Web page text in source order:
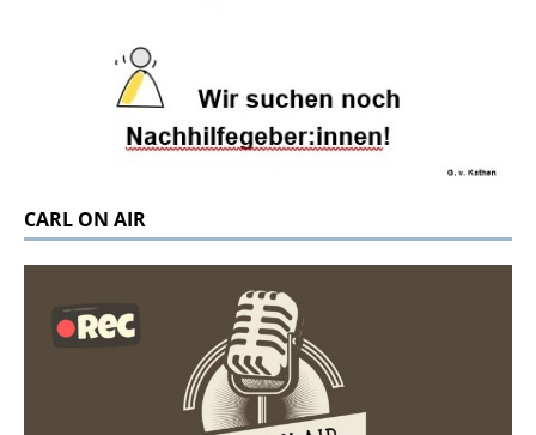
CARL ON AIR